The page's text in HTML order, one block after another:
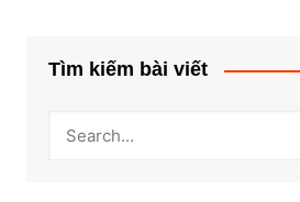
Tìm kiếm bài viết